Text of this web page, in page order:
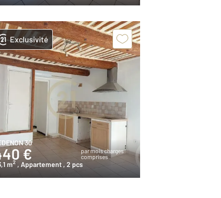
Exclusivité
30
€
par mois charges
comprises
m2 , Appartement , 2 pcs